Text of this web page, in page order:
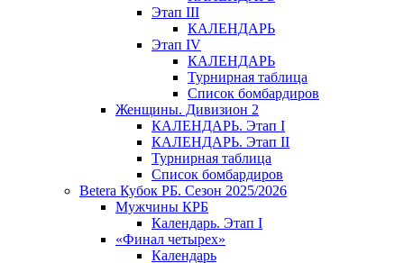
Этап III
КАЛЕНДАРЬ
Этап IV
КАЛЕНДАРЬ
Турнирная таблица
Список бомбардиров
Женщины. Дивизион 2
КАЛЕНДАРЬ. Этап I
КАЛЕНДАРЬ. Этап II
Турнирная таблица
Список бомбардиров
Betera Кубок РБ. Сезон 2025/2026
Мужчины КРБ
Календарь. Этап I
«Финал четырех»
Календарь